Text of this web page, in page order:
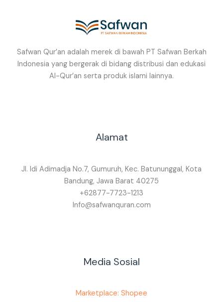
Safwan Qur’an adalah merek di bawah PT Safwan Berkah
Indonesia yang bergerak di bidang distribusi dan edukasi
Al-Qur’an serta produk islami lainnya.
Alamat
Jl. Idi Adimadja No.7, Gumuruh, Kec. Batununggal, Kota
Bandung, Jawa Barat 40275
+62877-7723-1213
Info@safwanquran.com
Media Sosial
Marketplace: Shopee